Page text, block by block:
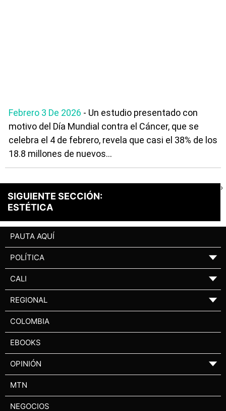
Febrero 3 De 2026 - Un estudio presentado con
motivo del Día Mundial contra el Cáncer, que se
celebra el 4 de febrero, revela que casi el 38% de los
18.8 millones de nuevos...
SIGUIENTE SECCIÓN:
ESTÉTICA
›
PAUTA AQUÍ
POLÍTICA ▼
CALI ▼
REGIONAL ▼
COLOMBIA
EBOOKS
OPINIÓN ▼
MTN
NEGOCIOS